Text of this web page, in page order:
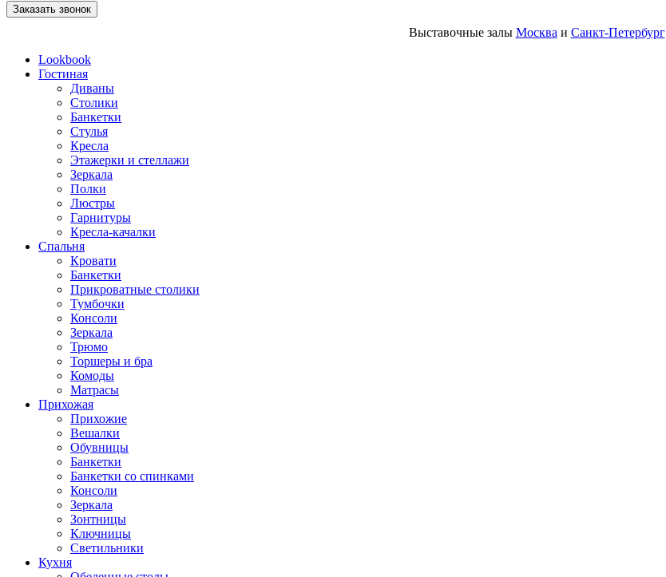
Заказать звонок
Выставочные залы Москва и Санкт-Петербург
Lookbook
Гостиная
Диваны
Столики
Банкетки
Стулья
Кресла
Этажерки и стеллажи
Зеркала
Полки
Люстры
Гарнитуры
Кресла-качалки
Спальня
Кровати
Банкетки
Прикроватные столики
Тумбочки
Консоли
Зеркала
Трюмо
Торшеры и бра
Комоды
Матрасы
Прихожая
Прихожие
Вешалки
Обувницы
Банкетки
Банкетки со спинками
Консоли
Зеркала
Зонтницы
Ключницы
Светильники
Кухня